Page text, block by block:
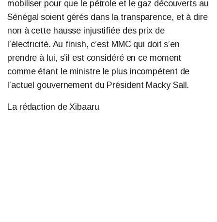
mobiliser pour que le pétrole et le gaz découverts au
Sénégal soient gérés dans la transparence, et à dire
non à cette hausse injustifiée des prix de
l’électricité. Au finish, c’est MMC qui doit s’en
prendre à lui, s’il est considéré en ce moment
comme étant le ministre le plus incompétent de
l’actuel gouvernement du Président Macky Sall.
La rédaction de Xibaaru